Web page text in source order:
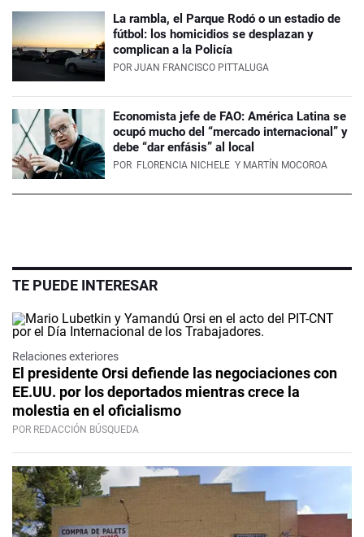
La rambla, el Parque Rodó o un estadio de
fútbol: los homicidios se desplazan y
complican a la Policía
POR JUAN FRANCISCO PITTALUGA
Economista jefe de FAO: América Latina se
ocupó mucho del “mercado internacional” y
debe “dar enfásis” al local
POR FLORENCIA NICHELE Y MARTÍN MOCOROA
TE PUEDE INTERESAR
Relaciones exteriores
El presidente Orsi defiende las negociaciones con
EE.UU. por los deportados mientras crece la
molestia en el oficialismo
POR REDACCIÓN BÚSQUEDA